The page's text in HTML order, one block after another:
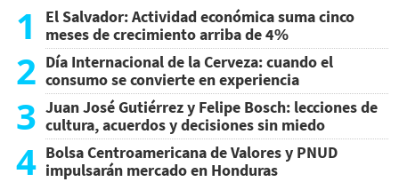
1
El Salvador: Actividad económica suma cinco
meses de crecimiento arriba de 4%
2 Día Internacional de la Cerveza: cuando el
consumo se convierte en experiencia
3 Juan José Gutiérrez y Felipe Bosch: lecciones de
cultura, acuerdos y decisiones sin miedo
4 Bolsa Centroamericana de Valores y PNUD
impulsarán mercado en Honduras